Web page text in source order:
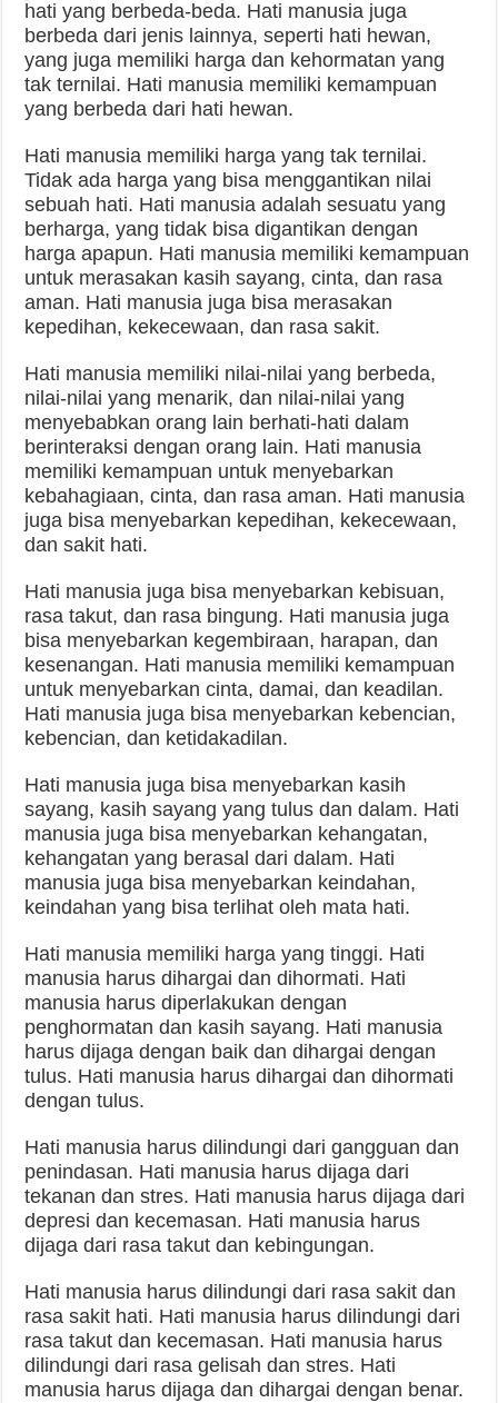
hati yang berbeda-beda. Hati manusia juga
berbeda dari jenis lainnya, seperti hati hewan,
yang juga memiliki harga dan kehormatan yang
tak ternilai. Hati manusia memiliki kemampuan
yang berbeda dari hati hewan.
Hati manusia memiliki harga yang tak ternilai.
Tidak ada harga yang bisa menggantikan nilai
sebuah hati. Hati manusia adalah sesuatu yang
berharga, yang tidak bisa digantikan dengan
harga apapun. Hati manusia memiliki kemampuan
untuk merasakan kasih sayang, cinta, dan rasa
aman. Hati manusia juga bisa merasakan
kepedihan, kekecewaan, dan rasa sakit.
Hati manusia memiliki nilai-nilai yang berbeda,
nilai-nilai yang menarik, dan nilai-nilai yang
menyebabkan orang lain berhati-hati dalam
berinteraksi dengan orang lain. Hati manusia
memiliki kemampuan untuk menyebarkan
kebahagiaan, cinta, dan rasa aman. Hati manusia
juga bisa menyebarkan kepedihan, kekecewaan,
dan sakit hati.
Hati manusia juga bisa menyebarkan kebisuan,
rasa takut, dan rasa bingung. Hati manusia juga
bisa menyebarkan kegembiraan, harapan, dan
kesenangan. Hati manusia memiliki kemampuan
untuk menyebarkan cinta, damai, dan keadilan.
Hati manusia juga bisa menyebarkan kebencian,
kebencian, dan ketidakadilan.
Hati manusia juga bisa menyebarkan kasih
sayang, kasih sayang yang tulus dan dalam. Hati
manusia juga bisa menyebarkan kehangatan,
kehangatan yang berasal dari dalam. Hati
manusia juga bisa menyebarkan keindahan,
keindahan yang bisa terlihat oleh mata hati.
Hati manusia memiliki harga yang tinggi. Hati
manusia harus dihargai dan dihormati. Hati
manusia harus diperlakukan dengan
penghormatan dan kasih sayang. Hati manusia
harus dijaga dengan baik dan dihargai dengan
tulus. Hati manusia harus dihargai dan dihormati
dengan tulus.
Hati manusia harus dilindungi dari gangguan dan
penindasan. Hati manusia harus dijaga dari
tekanan dan stres. Hati manusia harus dijaga dari
depresi dan kecemasan. Hati manusia harus
dijaga dari rasa takut dan kebingungan.
Hati manusia harus dilindungi dari rasa sakit dan
rasa sakit hati. Hati manusia harus dilindungi dari
rasa takut dan kecemasan. Hati manusia harus
dilindungi dari rasa gelisah dan stres. Hati
manusia harus dijaga dan dihargai dengan benar.